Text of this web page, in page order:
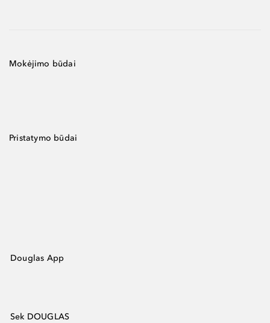
Mokėjimo būdai
Pristatymo būdai
Douglas App
Sek DOUGLAS